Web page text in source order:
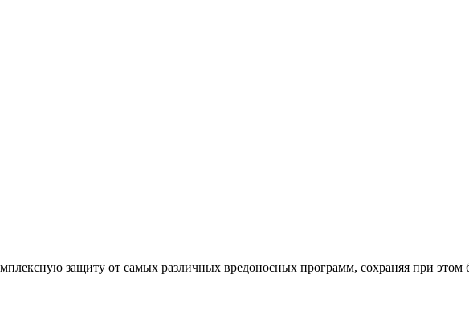
защиту от самых различных вредоносных программ, сохраняя при этом